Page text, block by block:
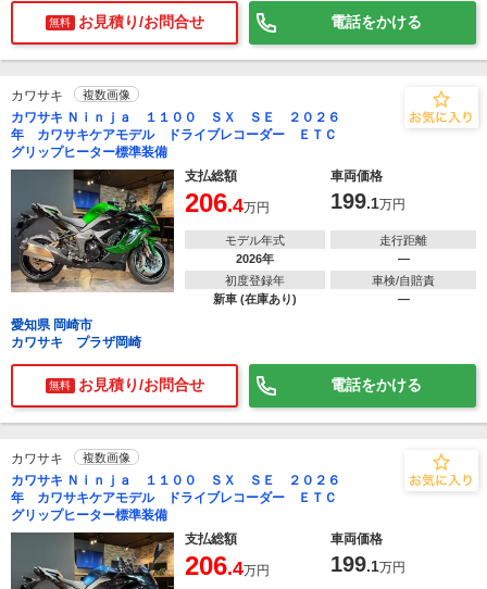
無料 お見積り/お問合せ 電話をかける
カワサキ 複数画像
カワサキ Ｎｉｎｊａ １１００ ＳＸ ＳＥ ２０２６
年 カワサキケアモデル ドライブレコーダー ＥＴＣ
グリップヒーター標準装備
支払総額
車両価格
206.4万円 199.1万円
モデル年式
2026年
走行距離
―
初度登録年
新車 (在庫あり)
車検/自賠責
―
愛知県 岡崎市
カワサキ プラザ岡崎
無料 お見積り/お問合せ 電話をかける
カワサキ 複数画像
カワサキ Ｎｉｎｊａ １１００ ＳＸ ＳＥ ２０２６
年 カワサキケアモデル ドライブレコーダー ＥＴＣ
グリップヒーター標準装備
支払総額
車両価格
206.4万円 199.1万円